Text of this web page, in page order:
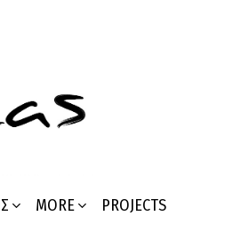
MORE PROJECTS